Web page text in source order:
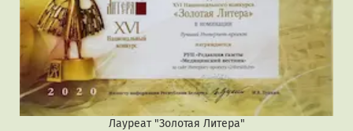
Лауреат "Золотая Литера"